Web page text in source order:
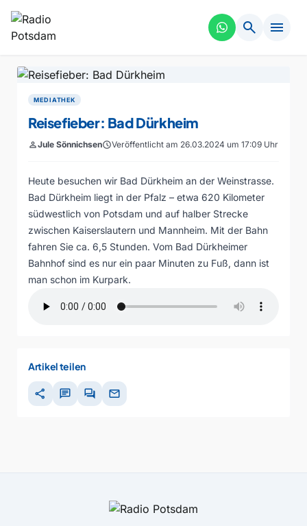
search menu
MEDIATHEK
Reisefieber: Bad Dürkheim
personJule SönnichsenscheduleVeröffentlicht am 26.03.2024 um 17:09 Uhr
Heute besuchen wir Bad Dürkheim an der Weinstrasse.
Bad Dürkheim liegt in der Pfalz – etwa 620 Kilometer
südwestlich von Potsdam und auf halber Strecke
zwischen Kaiserslautern und Mannheim. Mit der Bahn
fahren Sie ca. 6,5 Stunden. Vom Bad Dürkheimer
Bahnhof sind es nur ein paar Minuten zu Fuß, dann ist
man schon im Kurpark.
Artikel teilen
share chat forum mail